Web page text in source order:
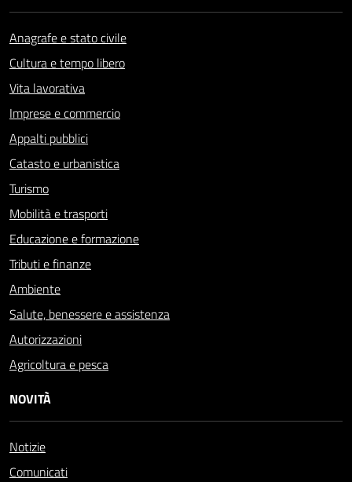
Anagrafe e stato civile
Cultura e tempo libero
Vita lavorativa
Imprese e commercio
Appalti pubblici
Catasto e urbanistica
Turismo
Mobilità e trasporti
Educazione e formazione
Tributi e finanze
Ambiente
Salute, benessere e assistenza
Autorizzazioni
Agricoltura e pesca
NOVITÀ
Notizie
Comunicati